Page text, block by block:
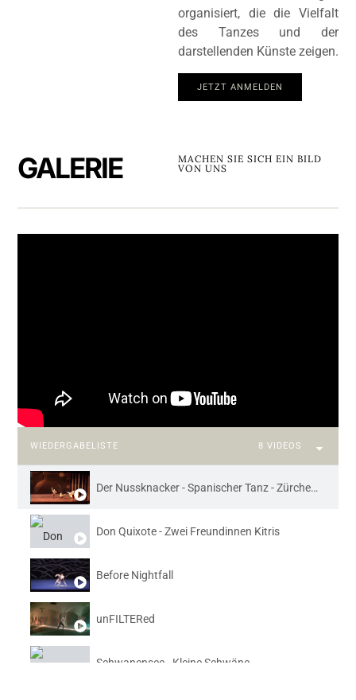
organisiert, die die Vielfalt
des Tanzes und der
darstellenden Künste zeigen.
JETZT ANMELDEN
GALERIE
MACHEN SIE SICH EIN BILD
VON UNS
WIEDERGABELISTE 8 VIDEOS
Der Nussknacker - Spanischer Tanz - Zürcher Ballett
Don Quixote - Zwei Freundinnen Kitris
Before Nightfall
unFILTERed
Schwanensee - Kleine Schwäne